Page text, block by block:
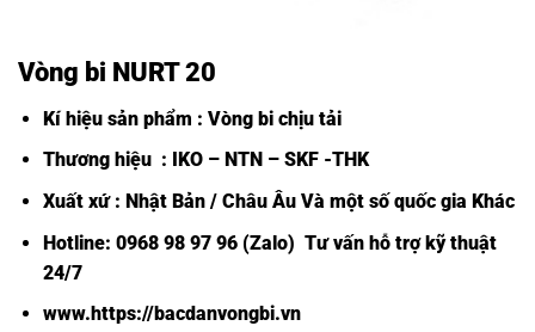
Vòng bi NURT 20
Kí hiệu sản phẩm : Vòng bi chịu tải
Thương hiệu : IKO – NTN – SKF -THK
Xuất xứ : Nhật Bản / Châu Âu Và một số quốc gia Khác
Hotline: 0968 98 97 96 (Zalo) Tư vấn hỗ trợ kỹ thuật
24/7
www.https://bacdanvongbi.vn